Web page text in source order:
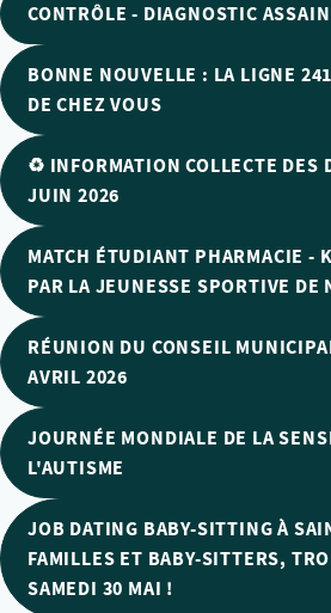
CONTRÔLE - DIAGNOSTIC
BONNE NOUVELLE : LA LIGNE
DE CHEZ VOUS
♻️ INFORMATION COLLECTE DES
JUIN 2026
MATCH ÉTUDIANT PHARMACIE -
PAR LA JEUNESSE SPORTIVE
RÉUNION DU CONSEIL
AVRIL 2026
JOURNÉE MONDIALE DE LA
L'AUTISME
JOB DATING BABY-SITTING À
FAMILLES ET BABY-SITTERS,
SAMEDI 30 MAI !